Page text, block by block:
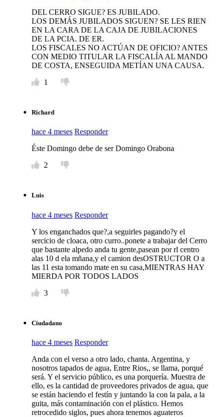
DEL CERRO SIGUE? ES JUBILADO.
LOS DEMÁS JUBILADOS SIGUEN? SE LES RIEN
EN LA CARA DE LA CAJA DE JUBILACIONES
DE LA PCIA. DE ER.
LOS FISCALES NO ACTÚAN DE OFICIO? ANTES
CON MEDIO TITULAR LA FISCALÍA AL MANDO
DE COSTA, ENSEGUIDA METÍAN UNA CAUSA.
1
Richard
hace 4 meses Responder
Éste Domingo debe de ser Domingo Orabona
2
Luis
hace 4 meses Responder
Y los enganchados que?,a seguirles pagando?y el
sercicio de cloaca, otro curro..ponete a trabajar del Cerro
que bastante alpedo anda tu gente,pasean por rl centro
alas 10 d ela mñana,y el camion desOSTRUCTOR O a
las 11 esta tomando mate en su casa,MIENTRAS HAY
MIERDA POR TODOS LADOS
3
Ciudadano
hace 4 meses Responder
Anda con el verso a otro lado, chanta. Argentina, y
nosotros tapados de agua, Entre Rios,, se llama, porqué
será. Y el servicio público, es una porquería. Muestra de
ello, es la cantidad de proveedores privados de agua, que
se están haciendo el festín y juntando la con la pala, a la
guita, más contaminación con el plástico. Hemos
retrocedido siglos, pues ahora tenemos aguateros